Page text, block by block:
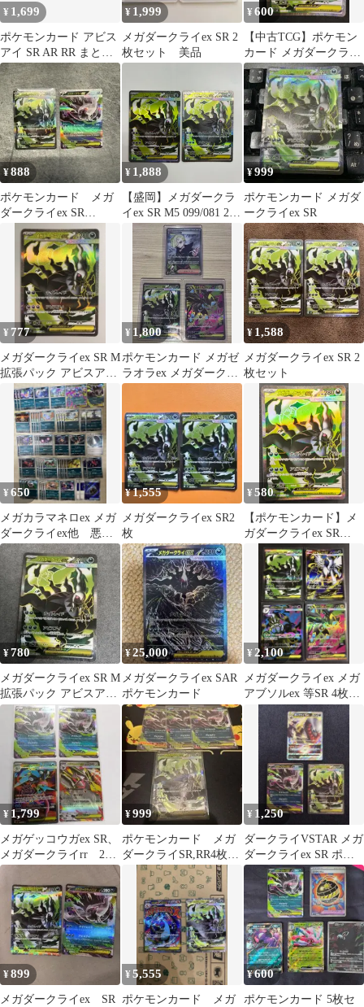
¥ 1,699
ポケモンカード アビス
アイ SR AR RR まとめ
売り
¥ 1,999
メガダークライex SR 2
枚セット 美品
¥600
【中古TCG】ポケモン
カード メガダークライ
ex(099/081 SR)【50-
501】
¥888
ポケモンカード メガ
ダークライex SR
099/081 046/08
¥ 1,888
【盛岡】メガダークラ
イex SR M5 099/081 2枚
セット
¥999
ポケモンカード メガダ
ークライex SR
¥ 777
メガダークライex SR M
拡張パック アビスアイ
キラ 099/081
¥1,800
ポケモンカード メガゼ
ラオラex メガダークラ
イex グラジオの決戦ア
¥ 1,588
メガダークライex SR 2
枚セット
¥650
メガカラマネロex メガ
ダークライex他 悪タ
イプデッキパーツ
¥1,555
メガダークライex SR2
枚
¥580
【ポケモンカード】メ
ガダークライex SR
099/081 [ｍ5 アビスア
イ] ポケカ
¥780
メガダークライex SR M
拡張パック アビスアイ
キラ 099/081
¥25,000
メガダークライex SAR
ポケモンカード
¥2,100
メガダークライex メガ
アブソルex 等SR 4枚セ
ット メガゼラオラ
ポケカ
¥ 1,799
メガゲッコウガex SR、
メガダークライrr 2
枚、メガドリュウズrr
セット
¥999
ポケモンカード メガ
ダークライSR,RR4枚セ
ット
¥ 1,250
ダークライVSTAR メガ
ダークライex SR ポケ
モンカード まとめ
¥899
メガダークライex SR
¥5,555
ポケモンカード メガ
¥600
ポケモンカード 5枚セ